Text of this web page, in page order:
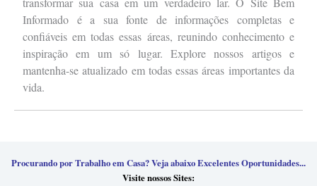
Informado é a sua fonte de informações completas e
confiáveis em todas essas áreas, reunindo conhecimento e
inspiração em um só lugar. Explore nossos artigos e
mantenha-se atualizado em todas essas áreas importantes da
vida.
Procurando por Trabalho em Casa? Veja abaixo Excelentes Oportunidades...
Visite nossos Sites: